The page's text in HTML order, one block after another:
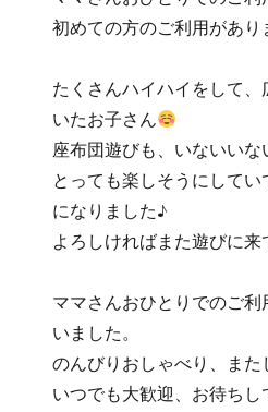
初めての方のご利用があり
たくさんハイハイをして
いたお子さん
座布団遊びも、いないいな
とっても楽しそうにして
になりました♪
よろしければまた遊びに来
ママさんおひとりでのご
いました。
のんびりおしゃべり、また
いつでも大歓迎、お待ちし